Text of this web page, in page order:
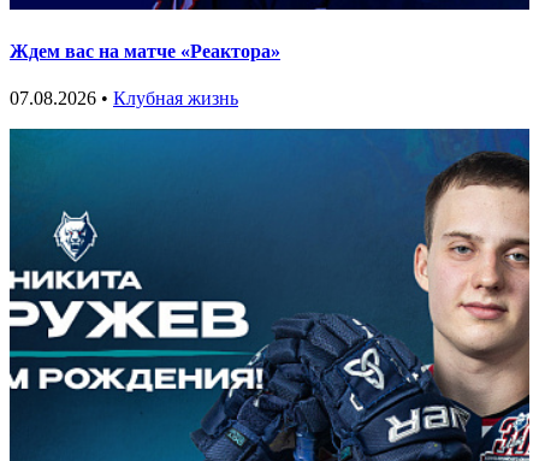
Ждем вас на матче «Реактора»
07.08.2026 • Клубная жизнь